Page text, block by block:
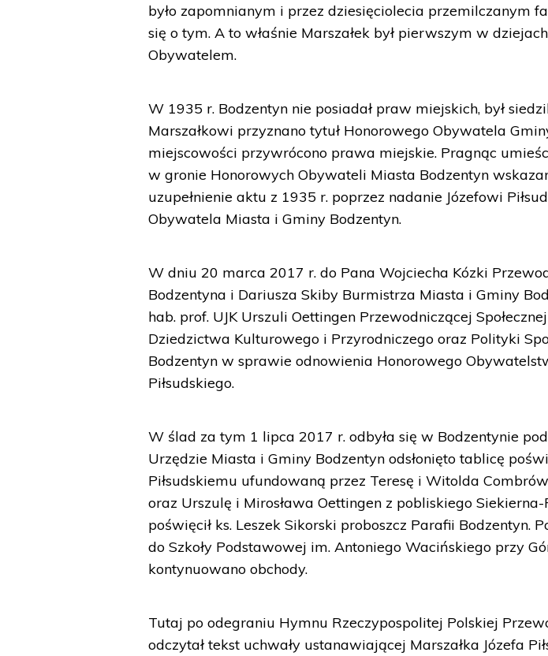
było zapomnianym i przez dziesięciolecia przemilczanym
się o tym. A to właśnie Marszałek był pierwszym w
Obywatelem.
W 1935 r. Bodzentyn nie posiadał praw miejskich, był
Marszałkowi przyznano tytuł Honorowego Obywatela
miejscowości przywrócono prawa miejskie. Pragnąc
w gronie Honorowych Obywateli Miasta Bodzentyn
uzupełnienie aktu z 1935 r. poprzez nadanie Józefowi
Obywatela Miasta i Gminy Bodzentyn.
W dniu 20 marca 2017 r. do Pana Wojciecha Kózki
Bodzentyna i Dariusza Skiby Burmistrza Miasta i Gminy
hab. prof. UJK Urszuli Oettingen Przewodniczącej
Dziedzictwa Kulturowego i Przyrodniczego oraz Polityki
Bodzentyn w sprawie odnowienia Honorowego
Piłsudskiego.
W ślad za tym 1 lipca 2017 r. odbyła się w Bodzentynie
Urzędzie Miasta i Gminy Bodzentyn odsłonięto tablicę
Piłsudskiemu ufundowaną przez Teresę i Witolda
oraz Urszulę i Mirosława Oettingen z pobliskiego
poświęcił ks. Leszek Sikorski proboszcz Parafii Bodzentyn.
do Szkoły Podstawowej im. Antoniego Wacińskiego przy
kontynuowano obchody.
Tutaj po odegraniu Hymnu Rzeczypospolitej Polskiej
odczytał tekst uchwały ustanawiającej Marszałka Józefa